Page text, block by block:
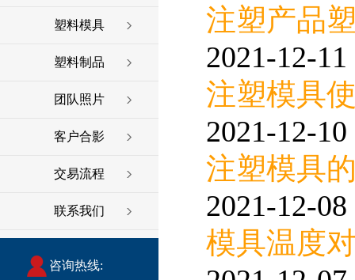
塑料模具
塑料制品
团队照片
客户合影
交易流程
联系我们
咨询热线:
注塑产品
2021-12-
注塑模具
2021-12-
注塑模具
2021-12-
模具温度